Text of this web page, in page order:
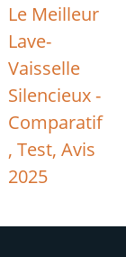
Le Meilleur
Lave-
Vaisselle
Silencieux -
Comparatif
, Test, Avis
2025